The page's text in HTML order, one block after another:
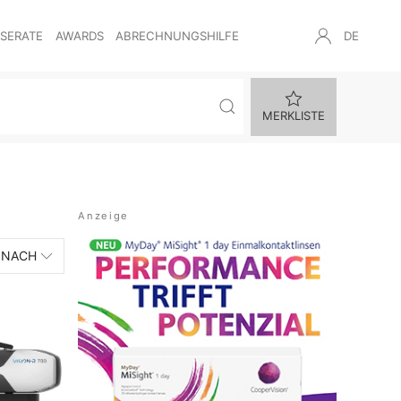
AWARDS ABRECHNUNGSHILFE DE
MERKLISTE